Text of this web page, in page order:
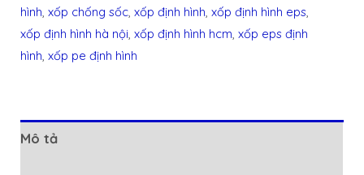
hình,xốp chống sốc,xốp định hình,xốp định hình eps,
xốp định hình hà nội,xốp định hình hcm,xốp eps định
hình,xốp pe định hình
Mô tả